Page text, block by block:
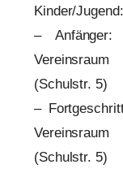
Kinder/Jugend:
–
(Schulstr. 5)
–
(Schulstr. 5)